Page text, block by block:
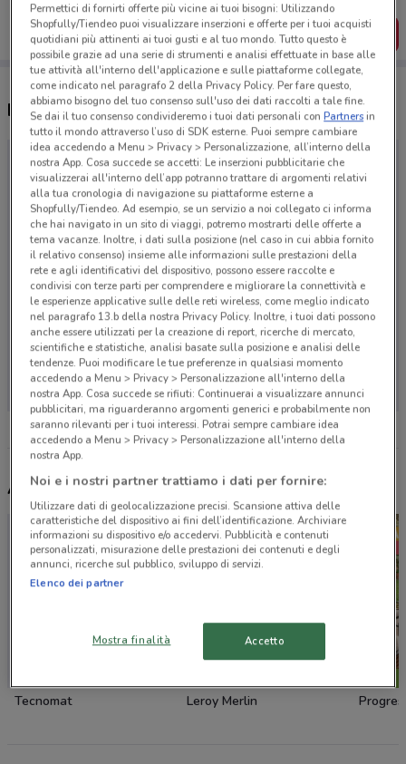
SCARICA L’APP
Negozi Bertoni Tende a Arzano
Non ci sono negozi nelle vicinanze
Altri volantini nelle vicinanze
Tecnomat Leroy Merlin
Permettici di fornirti offerte più vicine ai tuoi bisogni: Utilizzando
Shopfully/Tiendeo puoi visualizzare inserzioni e offerte per i tuoi acquisti
quotidiani più attinenti ai tuoi gusti e al tuo mondo. Tutto questo è
possibile grazie ad una serie di strumenti e analisi effettuate in base alle
tue attività all'interno dell'applicazione e sulle piattaforme collegate,
come indicato nel paragrafo 2 della Privacy Policy. Per fare questo,
abbiamo bisogno del tuo consenso sull'uso dei dati raccolti a tale fine.
Se dai il tuo consenso condivideremo i tuoi dati personali conPartnersin
tutto il mondo attraverso l’uso di SDK esterne. Puoi sempre cambiare
idea accedendo a Menu > Privacy > Personalizzazione, all’interno della
nostra App. Cosa succede se accetti: Le inserzioni pubblicitarie che
visualizzerai all'interno dell’app potranno trattare di argomenti relativi
alla tua cronologia di navigazione su piattaforme esterne a
Shopfully/Tiendeo. Ad esempio, se un servizio a noi collegato ci informa
che hai navigato in un sito di viaggi, potremo mostrarti delle offerte a
tema vacanze. Inoltre, i dati sulla posizione (nel caso in cui abbia fornito
il relativo consenso) insieme alle informazioni sulle prestazioni della
rete e agli identificativi del dispositivo, possono essere raccolte e
condivisi con terze parti per comprendere e migliorare la connettività e
le esperienze applicative sulle delle reti wireless, come meglio indicato
nel paragrafo 13.b della nostra Privacy Policy. Inoltre, i tuoi dati possono
anche essere utilizzati per la creazione di report, ricerche di mercato,
scientifiche e statistiche, analisi basate sulla posizione e analisi delle
tendenze. Puoi modificare le tue preferenze in qualsiasi momento
accedendo a Menu > Privacy > Personalizzazione all'interno della
nostra App. Cosa succede se rifiuti: Continuerai a visualizzare annunci
pubblicitari, ma riguarderanno argomenti generici e probabilmente non
saranno rilevanti per i tuoi interessi. Potrai sempre cambiare idea
accedendo a Menu > Privacy > Personalizzazione all'interno della
nostra App.
Noi e i nostri partner trattiamo i dati per fornire:
Utilizzare dati di geolocalizzazione precisi. Scansione attiva delle
caratteristiche del dispositivo ai fini dell’identificazione. Archiviare
informazioni su dispositivo e/o accedervi. Pubblicità e contenuti
personalizzati, misurazione delle prestazioni dei contenuti e degli
annunci, ricerche sul pubblico, sviluppo di servizi.
Elenco dei partner
Mostra finalità Accetto